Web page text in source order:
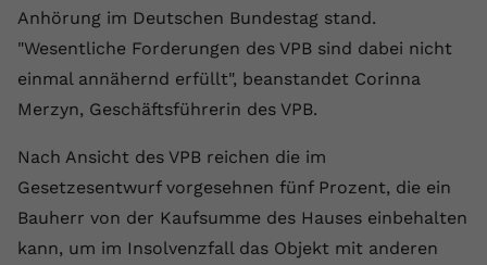
Anhörung im Deutschen Bundestag stand.
"Wesentliche Forderungen des VPB sind dabei nicht
einmal annähernd erfüllt", beanstandet Corinna
Merzyn, Geschäftsführerin des VPB.
Nach Ansicht des VPB reichen die im
Gesetzesentwurf vorgesehnen fünf Prozent, die ein
Bauherr von der Kaufsumme des Hauses einbehalten
kann, um im Insolvenzfall das Objekt mit anderen
Zweck
Dieser Wert speichert Ihre Consent-
Einstellungen. Unter anderem eine
zufällig generierte ID, für die
vorgenommen Einstellungen, falls der
hat.
Zweck
wiederzuerkennen und statistische
Informationen zur Nutzung der
_gcl au
Anbieter Google Ads
Laufzeit 90 Tage
Zweck
Wird von Google Ads für das
Werbeklicks der Nutzung auf unserer
Website zuzuordnen.
Cookie-Informationen anzeigen
Externe Inhalte
um Ihnen zusätzliche Informationen anzubieten.
Name vuid
Anbieter vimeo.com
Laufzeit 2 Jahre
Cookie-Informationen anzeigen